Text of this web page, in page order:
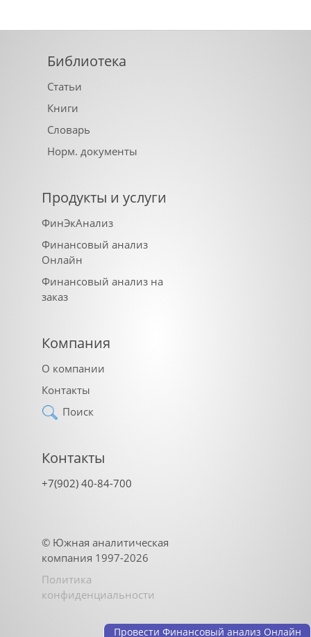
Провести Финансовый анализ Онлайн
Библиотека
Статьи
Книги
Словарь
Норм. документы
Продукты и услуги
ФинЭкАнализ
Финансовый анализ
Онлайн
Финансовый анализ на
заказ
Компания
О компании
Контакты
Поиск
Контакты
+7(902) 40-84-700
© Южная аналитическая
компания 1997-2026
Политика
конфиденциальности